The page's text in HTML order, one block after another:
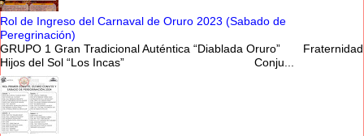
Rol de Ingreso del Carnaval de Oruro 2023 (Sabado de
Peregrinación)
GRUPO 1 Gran Tradicional Auténtica “Diablada Oruro” Fraternidad
Hijos del Sol “Los Incas” Conju...